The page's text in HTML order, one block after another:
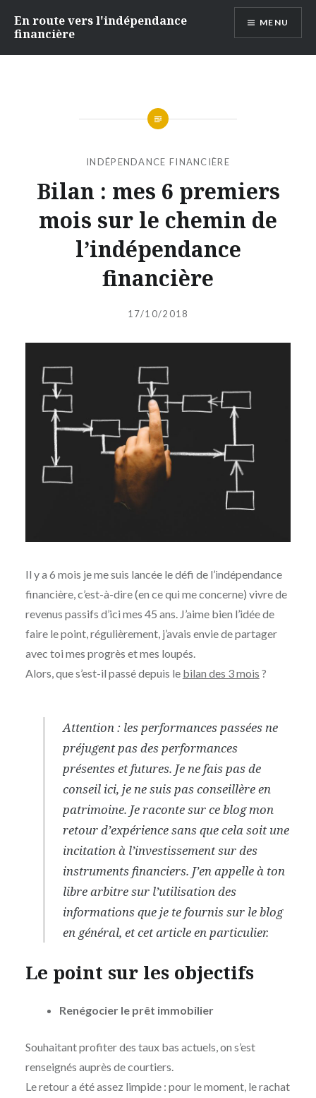
En route vers l'indépendance
financière
MENU
INDÉPENDANCE FINANCIÈRE
Bilan : mes 6 premiers
mois sur le chemin de
l’indépendance
financière
Publié
INDEPENDANTEFINANCIERE
le17/10/2018
Il y a 6 mois je me suis lancée le défi de l’indépendance
financière, c’est-à-dire (en ce qui me concerne) vivre de
revenus passifs d’ici mes 45 ans. J’aime bien l’idée de
faire le point, régulièrement, j’avais envie de partager
avec toi mes progrès et mes loupés.
Alors, que s’est-il passé depuis le bilan des 3 mois ?
Attention : les performances passées ne
préjugent pas des performances
présentes et futures. Je ne fais pas de
conseil ici, je ne suis pas conseillère en
patrimoine. Je raconte sur ce blog mon
retour d’expérience sans que cela soit une
incitation à l’investissement sur des
instruments financiers. J’en appelle à ton
libre arbitre sur l’utilisation des
informations que je te fournis sur le blog
en général, et cet article en particulier.
Le point sur les objectifs
Renégocier le prêt immobilier
Souhaitant profiter des taux bas actuels, on s’est
renseignés auprès de courtiers.
Le retour a été assez limpide : pour le moment, le rachat